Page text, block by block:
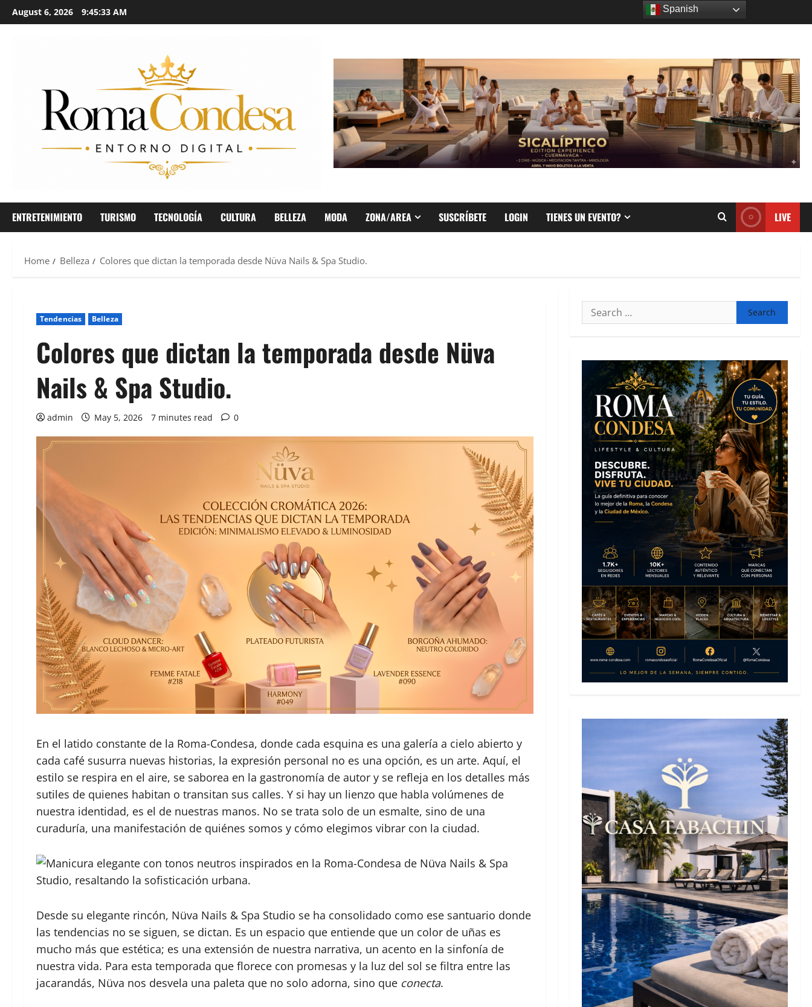
August 6, 2026 9:45:35 AM
ENTRETENIMIENTO TURISMO TECNOLOGÍA CULTURA BELLEZA MODA ZONA/AREA SUSCRÍBETE LOGIN TIENES UN EVENTO? LIVE
Home Belleza Colores que dictan la temporada desde Nüva Nails & Spa Studio.
Tendencias Belleza
Colores que dictan la temporada desde Nüva
Nails & Spa Studio.
admin May 5, 2026 7 minutes read 0
En el latido constante de la Roma-Condesa, donde cada esquina es una galería a cielo abierto y
cada café susurra nuevas historias, la expresión personal no es una opción, es un arte. Aquí, el
estilo se respira en el aire, se saborea en la gastronomía de autor y se refleja en los detalles más
sutiles de quienes habitan o transitan sus calles. Y si hay un lienzo que habla volúmenes de
nuestra identidad, es el de nuestras manos. No se trata solo de un esmalte, sino de una
curaduría, una manifestación de quiénes somos y cómo elegimos vibrar con la ciudad.
Desde su elegante rincón, Nüva Nails & Spa Studio se ha consolidado como ese santuario donde
las tendencias no se siguen, se dictan. Es un espacio que entiende que un color de uñas es
mucho más que estética; es una extensión de nuestra narrativa, un acento en la sinfonía de
nuestra vida. Para esta temporada que florece con promesas y la luz del sol se filtra entre las
jacarandás, Nüva nos desvela una paleta que no solo adorna, sino que conecta.
Spanish